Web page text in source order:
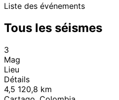
Liste des événements
Tous les séismes
3
Mag
Lieu
Détails
4,5 120,8 km